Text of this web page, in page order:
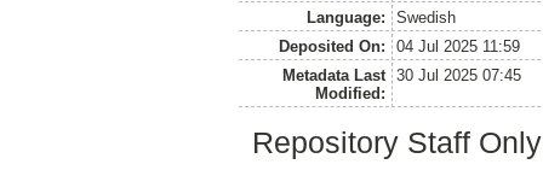
Language:
Swedish
Deposited On:
04 Jul 2025 11:59
Metadata Last
Modified:
30 Jul 2025 07:45
Repository Staff